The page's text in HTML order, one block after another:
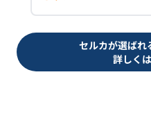
セルカが選ばれ
詳しく